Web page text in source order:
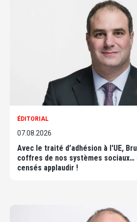
ÉDITORIAL
07.08.2026
Avec le traité d’adhésion à l'UE,
coffres de nos systèmes sociaux…
censés applaudir !